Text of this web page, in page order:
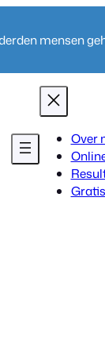
mensen
Over